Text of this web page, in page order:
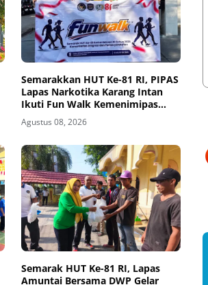
Semarakkan HUT Ke-81 RI, PIPAS
Lapas Narkotika Karang Intan
Ikuti Fun Walk Kemenimipas
Kalsel
Agustus 08, 2026
Semarak HUT Ke-81 RI, Lapas
Amuntai Bersama DWP Gelar